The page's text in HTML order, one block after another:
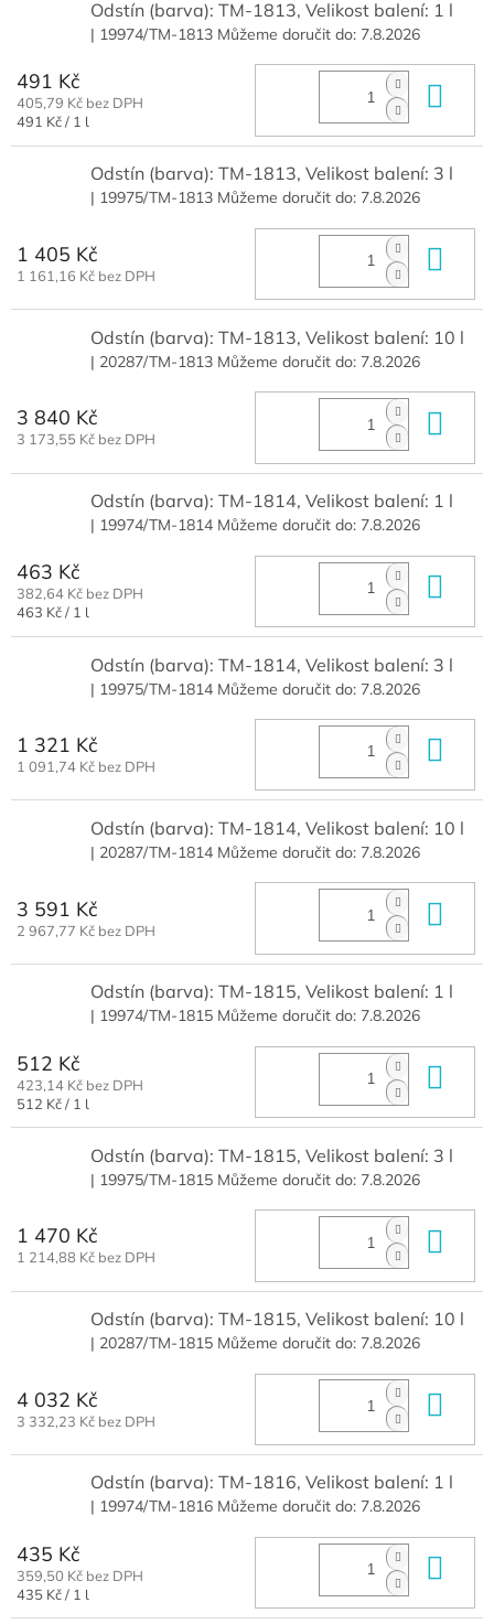
Odstín (barva): TM-1813, Velikost balení: 1 l
| 19974/TM-1813 Můžeme doručit do: 7.8.2026
491 Kč
405,79 Kč bez DPH
Měrná
491 Kč / 1 l
Odstín (barva): TM-1813, Velikost balení: 3 l
| 19975/TM-1813 Můžeme doručit do: 7.8.2026
1 405 Kč
1 161,16 Kč bez DPH
Odstín (barva): TM-1813, Velikost balení: 10 l
| 20287/TM-1813 Můžeme doručit do: 7.8.2026
3 840 Kč
3 173,55 Kč bez DPH
Odstín (barva): TM-1814, Velikost balení: 1 l
| 19974/TM-1814 Můžeme doručit do: 7.8.2026
463 Kč
382,64 Kč bez DPH
Měrná
463 Kč / 1 l
Odstín (barva): TM-1814, Velikost balení: 3 l
| 19975/TM-1814 Můžeme doručit do: 7.8.2026
1 321 Kč
1 091,74 Kč bez DPH
Odstín (barva): TM-1814, Velikost balení: 10 l
| 20287/TM-1814 Můžeme doručit do: 7.8.2026
3 591 Kč
2 967,77 Kč bez DPH
Odstín (barva): TM-1815, Velikost balení: 1 l
| 19974/TM-1815 Můžeme doručit do: 7.8.2026
512 Kč
423,14 Kč bez DPH
Měrná
512 Kč / 1 l
Odstín (barva): TM-1815, Velikost balení: 3 l
| 19975/TM-1815 Můžeme doručit do: 7.8.2026
1 470 Kč
1 214,88 Kč bez DPH
Odstín (barva): TM-1815, Velikost balení: 10 l
| 20287/TM-1815 Můžeme doručit do: 7.8.2026
4 032 Kč
3 332,23 Kč bez DPH
Odstín (barva): TM-1816, Velikost balení: 1 l
| 19974/TM-1816 Můžeme doručit do: 7.8.2026
435 Kč
359,50 Kč bez DPH
Měrná
cena:
435 Kč / 1 l